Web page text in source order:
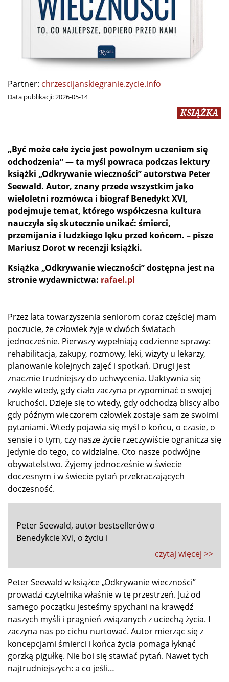
Partner: chrzescijanskiegranie.zycie.info
Data publikacji:2026-05-14
KSIĄŻKA
„Być może całe życie jest powolnym uczeniem się
odchodzenia” — ta myśl powraca podczas lektury
książki „Odkrywanie wieczności” autorstwa Peter
Seewald. Autor, znany przede wszystkim jako
wieloletni rozmówca i biograf Benedykt XVI,
podejmuje temat, którego współczesna kultura
nauczyła się skutecznie unikać: śmierci,
przemijania i ludzkiego lęku przed końcem. – pisze
Mariusz Dorot w recenzji książki.
Książka „Odkrywanie wieczności” dostępna jest na
stronie wydawnictwa: rafael.pl
Przez lata towarzyszenia seniorom coraz częściej mam
poczucie, że człowiek żyje w dwóch światach
jednocześnie. Pierwszy wypełniają codzienne sprawy:
rehabilitacja, zakupy, rozmowy, leki, wizyty u lekarzy,
planowanie kolejnych zajęć i spotkań. Drugi jest
znacznie trudniejszy do uchwycenia. Uaktywnia się
zwykle wtedy, gdy ciało zaczyna przypominać o swojej
kruchości. Dzieje się to wtedy, gdy odchodzą bliscy albo
gdy późnym wieczorem człowiek zostaje sam ze swoimi
pytaniami. Wtedy pojawia się myśl o końcu, o czasie, o
sensie i o tym, czy nasze życie rzeczywiście ogranicza się
jedynie do tego, co widzialne. Oto nasze podwójne
obywatelstwo. Żyjemy jednocześnie w świecie
doczesnym i w świecie pytań przekraczających
doczesność.
Peter Seewald, autor bestsellerów o
Benedykcie XVI, o życiu i
czytaj więcej >>
Peter Seewald w książce „Odkrywanie wieczności”
prowadzi czytelnika właśnie w tę przestrzeń. Już od
samego początku jesteśmy spychani na krawędź
naszych myśli i pragnień związanych z uciechą życia. I
zaczyna nas po cichu nurtować. Autor mierząc się z
koncepcjami śmierci i końca życia pomaga łyknąć
gorzką pigułkę. Nie boi się stawiać pytań. Nawet tych
najtrudniejszych: a co jeśli…